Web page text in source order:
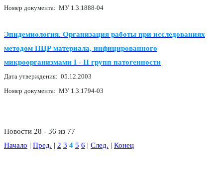
Номер документа: МУ 1.3.1888-04
Эпидемиология. Организация работы при исследованиях
методом ПЦР материала, инфицированного
микроорганизмами I - II групп патогенности
Дата утверждения: 05.12.2003
Номер документа: МУ 1.3.1794-03
Новости 28 - 36 из 77
Начало | Пред. | 2 3 4 5 6 | След. | Конец